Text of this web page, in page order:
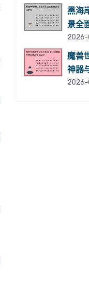
黑海
景全
2026-
魔兽
神器
2026-